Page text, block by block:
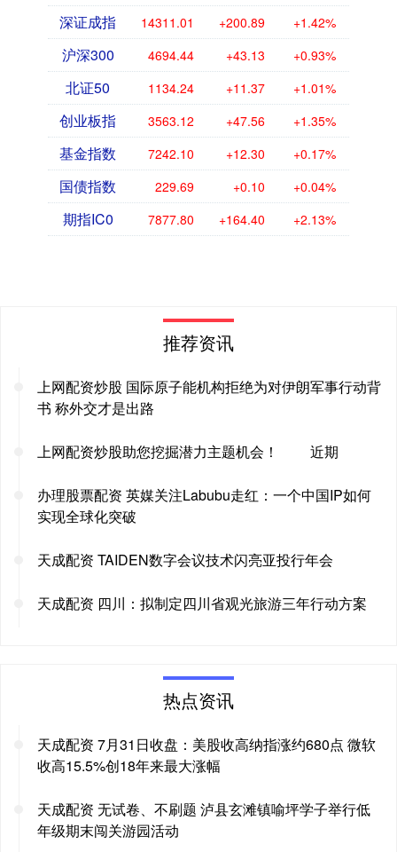
深证成指 14311.01 +200.89 +1.42%
沪深300 4694.44 +43.13 +0.93%
北证50 1134.24 +11.37 +1.01%
创业板指 3563.12 +47.56 +1.35%
基金指数 7242.10 +12.30 +0.17%
国债指数 229.69 +0.10 +0.04%
期指IC0 7877.80 +164.40 +2.13%
推荐资讯
上网配资炒股 国际原子能机构拒绝为对伊朗军事行动背
书 称外交才是出路
上网配资炒股助您挖掘潜力主题机会！ 近期
办理股票配资 英媒关注Labubu走红：一个中国IP如何
实现全球化突破
天成配资 TAIDEN数字会议技术闪亮亚投行年会
天成配资 四川：拟制定四川省观光旅游三年行动方案
热点资讯
天成配资 7月31日收盘：美股收高纳指涨约680点 微软
收高15.5%创18年来最大涨幅
天成配资 无试卷、不刷题 泸县玄滩镇喻坪学子举行低
年级期末闯关游园活动